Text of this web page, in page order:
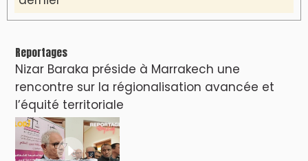
Nacim Haddad en Concert à Tétouan – Ayta
Nacim Haddad débarque à Tanger : Le
Souffle du Nord s'éveille !
Nacim Haddad Ayta World Tour à Rabat (
4ème date )
Hatim Ammor En Concert Exclusif à Tanger :